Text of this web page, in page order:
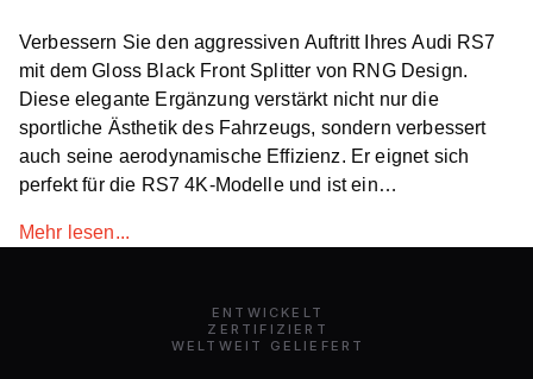
Verbessern Sie den aggressiven Auftritt Ihres Audi RS7
mit dem Gloss Black Front Splitter von RNG Design.
Diese elegante Ergänzung verstärkt nicht nur die
sportliche Ästhetik des Fahrzeugs, sondern verbessert
auch seine aerodynamische Effizienz. Er eignet sich
perfekt für die RS7 4K-Modelle und ist ein
raffinierteren Audi RS7. Dieser weltweit erhältliche
Mehr lesen...
ENTWICKELT
ZERTIFIZIERT
WELTWEIT GELIEFERT